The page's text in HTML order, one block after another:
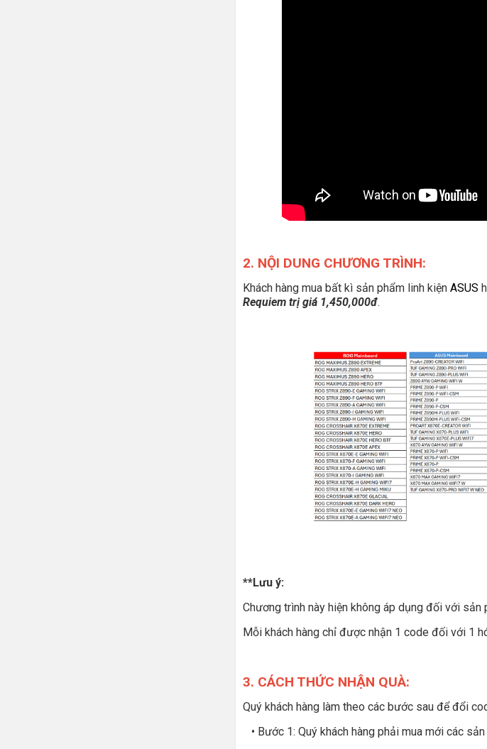
2. NỘI DUNG CHƯƠNG TRÌNH:
Khách hàng mua bất kì sản phẩm linh kiện ASUS
Requiem trị giá 1,450,000đ.
**Lưu ý:
Chương trình này hiện không áp dụng đối với sản
Mỗi khách hàng chỉ được nhận 1 code đối với 1
3. CÁCH THỨC NHẬN QUÀ:
Quý khách hàng làm theo các bước sau để đổi
• Bước 1: Quý khách hàng phải mua mới các